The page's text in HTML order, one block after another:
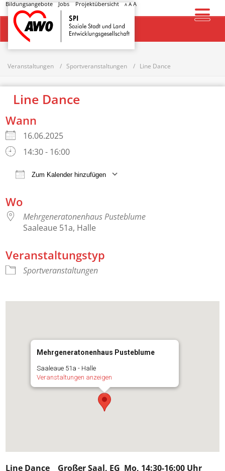
Bildungsangebote Jobs Projektübersicht A AA
Startseite
Veranstaltungen Sportveranstaltungen Line Dance
Line Dance
Wann
16.06.2025
14:30 - 16:00
Zum Kalender hinzufügen
Wo
Mehrgeneratonenhaus Pusteblume
Saaleaue 51a, Halle
Veranstaltungstyp
Sportveranstaltungen
Mehrgeneratonenhaus Pusteblume
Saaleaue 51a - Halle
Veranstaltungen anzeigen
Line Dance
Großer Saal, EG Mo, 14:30-16:00 Uhr